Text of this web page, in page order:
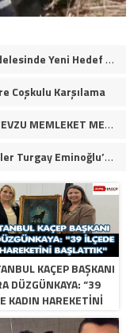
Türk Doktor Yadigar Genç, Kanserle Mücadelesinde Yeni Hedef Kanser Kök Hücreleri
Coşkulu Karşılama
KENT KONSEYİ BAŞKANI İSMAİL BOZAN: “MEVZU MEMLEKET MESELESİ”
Beylikdüzü CHP’de Başkanlık Kulisleri: Gözler Turgay Eminoğlu’nda!
KAÇEP BAŞKANI
DÜZGÜNKAYA: “39
KADIN HAREKETINI
BAŞLATTIK”